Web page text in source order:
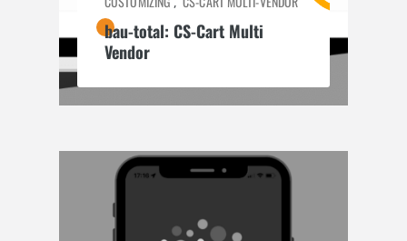
bau-total: CS-Cart Multi
Vendor